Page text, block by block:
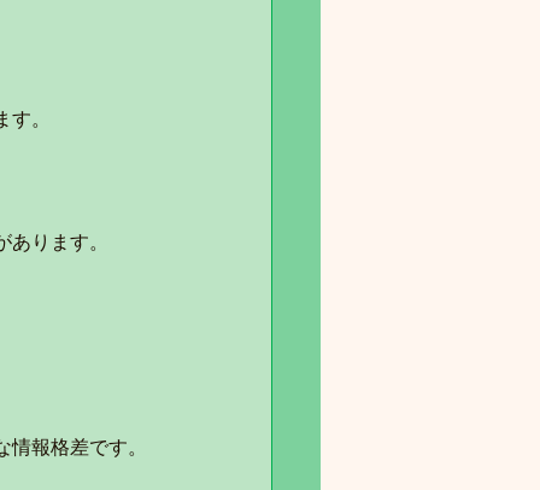
。
ります。
報格差です。